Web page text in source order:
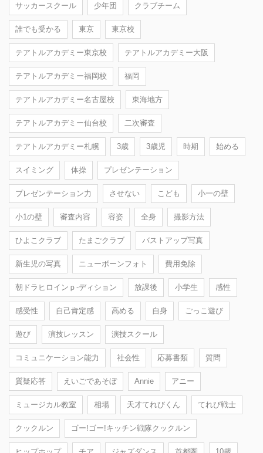
サッカースクール 少年団 クラブチーム
誰でも受かる 東京 東京校
テアトルアカデミー東京校 テアトルアカデミー大阪
テアトルアカデミー福岡校 福岡
テアトルアカデミー名古屋校 東海地方
テアトルアカデミー仙台校 二次審査
テアトルアカデミー札幌 3歳 3歳児 時期 始める
スイミング 体操 プレゼンテーション
プレゼンテーション力 させない こども 小一の壁
小1の壁 審査内容 容姿 全身 撮影方法
ひよこクラブ たまごクラブ バストアップ写真
新生児の写真 ニューボーンフォト 費用免除
朝ドラヒロインｐ-ディション 放課後 小学生 感性
感受性 自己肯定感 高める 自身 ごっこ遊び
遊び 演技レッスン 演技スクール
コミュニケーション能力 社会性 応募書類 質問
質疑応答 えいごであそぼ Annie アニー
ミュージカル教室 相場 天才てれびくん てれび戦士
クックルン ゴー!ゴー!キッチン戦隊クックルン